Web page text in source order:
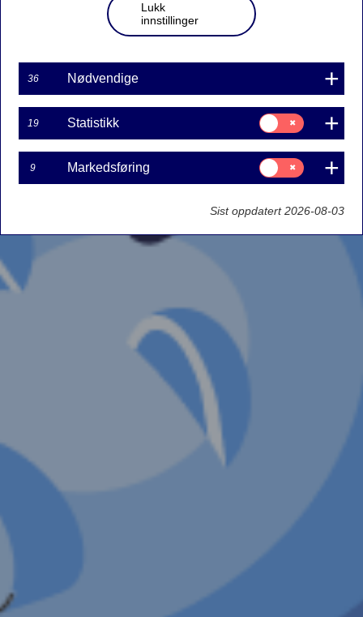
Lukk
innstillinger
36 Nødvendige
19 Statistikk
Samtykke
til:
Statistikk
9 Markedsføring
Samtykke
til:
Markedsføring
Sist oppdatert 2026-08-03